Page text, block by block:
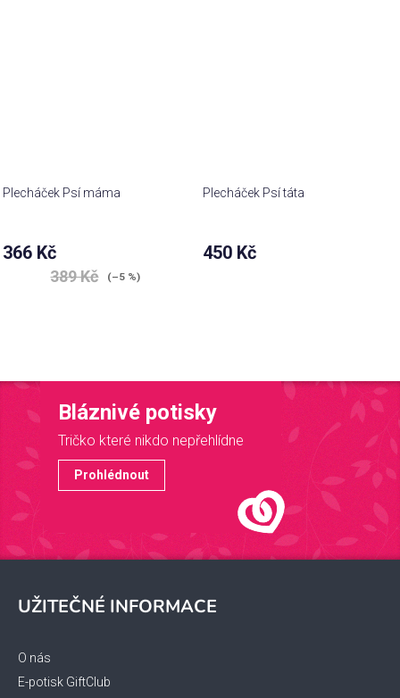
Plecháček Psí máma
366 Kč
389 Kč (–5 %)
Plecháček Psí táta
450 Kč
Bláznivé potisky
Tričko které nikdo nepřehlídne
Prohlédnout
UŽITEČNÉ INFORMACE
O nás
E-potisk GiftClub